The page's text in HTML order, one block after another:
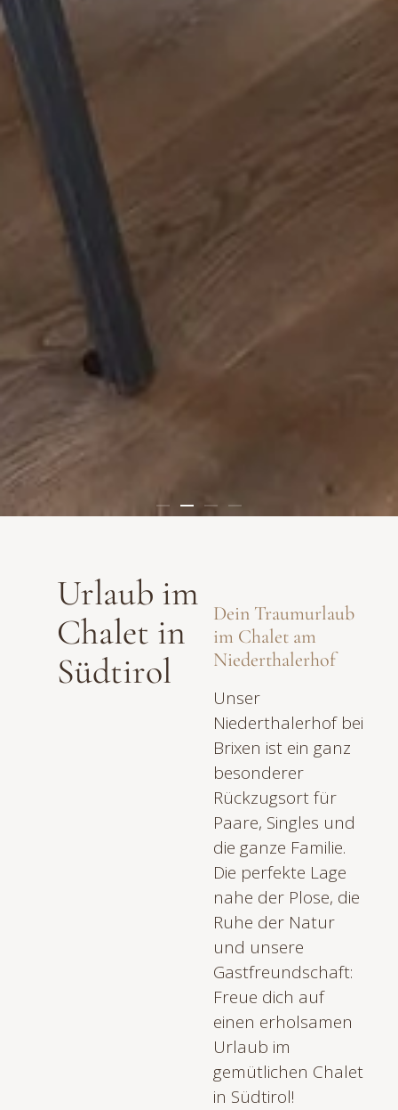
Urlaub im
Chalet in
Südtirol
Dein Traumurlaub
im Chalet am
Niederthalerhof
Unser
Niederthalerhof bei
Brixen ist ein ganz
besonderer
Rückzugsort für
Paare, Singles und
die ganze Familie.
Die perfekte Lage
nahe der Plose, die
Ruhe der Natur
und unsere
Gastfreundschaft:
Freue dich auf
einen erholsamen
Urlaub im
gemütlichen Chalet
in Südtirol!